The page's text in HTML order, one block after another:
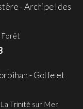
- Archipel des
Forêt
- Golfe et
Trinité sur Mer